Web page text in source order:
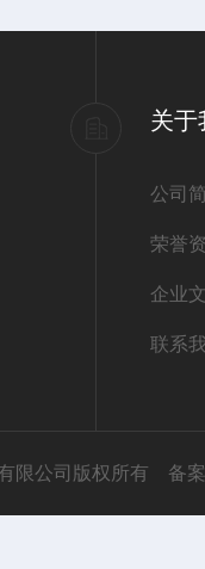
关于
公司
荣誉
企业
联系
限公司版权所有 备